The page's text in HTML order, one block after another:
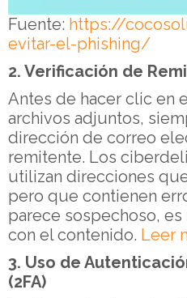
Fuente: https://
evitar-el-phishing/
2. Verificación de
Antes de hacer clic en
archivos adjuntos,
dirección de correo
remitente. Los
utilizan direcciones
pero que contienen
parece sospechoso,
con el contenido. Leer
3. Uso de
(2FA)